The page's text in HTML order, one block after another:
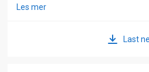
Les mer
Last